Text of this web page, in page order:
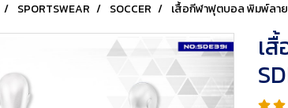
SPORTSWEAR SOCCER เสื้อกีฬาฟุตบอล พิมพ์ลาย
เ